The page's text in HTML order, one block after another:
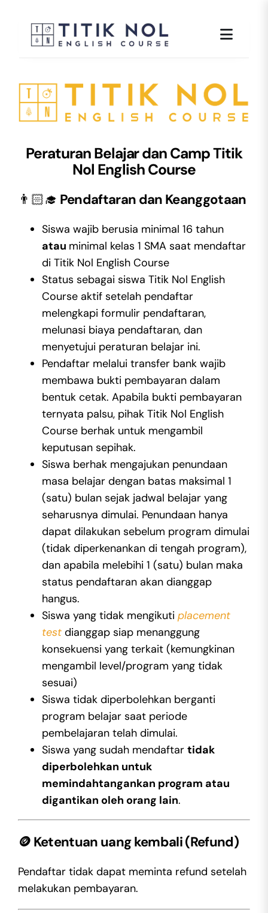
content
Peraturan Belajar dan Camp Titik
Nol English Course
👨🏻‍🎓 Pendaftaran dan Keanggotaan
Siswa wajib berusia minimal 16 tahun
atau minimal kelas 1 SMA saat mendaftar
di Titik Nol English Course
Status sebagai siswa Titik Nol English
Course aktif setelah pendaftar
melengkapi formulir pendaftaran,
melunasi biaya pendaftaran, dan
menyetujui peraturan belajar ini.
Pendaftar melalui transfer bank wajib
membawa bukti pembayaran dalam
bentuk cetak. Apabila bukti pembayaran
ternyata palsu, pihak Titik Nol English
Course berhak untuk mengambil
keputusan sepihak.
Siswa berhak mengajukan penundaan
masa belajar dengan batas maksimal 1
(satu) bulan sejak jadwal belajar yang
seharusnya dimulai. Penundaan hanya
dapat dilakukan sebelum program dimulai
(tidak diperkenankan di tengah program),
dan apabila melebihi 1 (satu) bulan maka
status pendaftaran akan dianggap
hangus.
Siswa yang tidak mengikuti placement
testdianggap siap menanggung
konsekuensi yang terkait (kemungkinan
mengambil level/program yang tidak
sesuai)
Siswa tidak diperbolehkan berganti
program belajar saat periode
pembelajaran telah dimulai.
Siswa yang sudah mendaftar tidak
diperbolehkan untuk
memindahtangankan program atau
digantikan oleh orang lain.
🪙 Ketentuan uang kembali (Refund)
Pendaftar tidak dapat meminta refund setelah
melakukan pembayaran.